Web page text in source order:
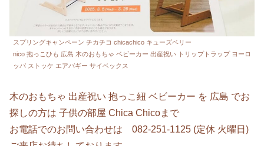
スプリングキャンペーン チカチコ chicachico キューズベリー
nico 抱っこひも 広島 木のおもちゃ ベビーカー 出産祝い トリップトラップ ヨーロ
ッパ ストッケ エアバギー サイベックス
木のおもちゃ 出産祝い 抱っこ紐 ベビーカー を 広島 でお
探しの方は 子供の部屋 Chica Chicoまで
お電話でのお問い合わせは 082-251-1125 (定休 火曜日)